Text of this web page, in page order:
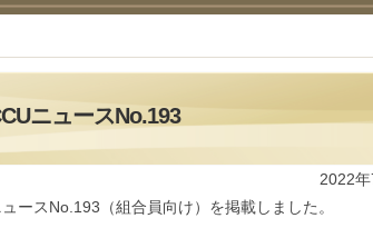
ニュースNo.193
2022年
ースNo.193（組合員向け）を掲載しました。